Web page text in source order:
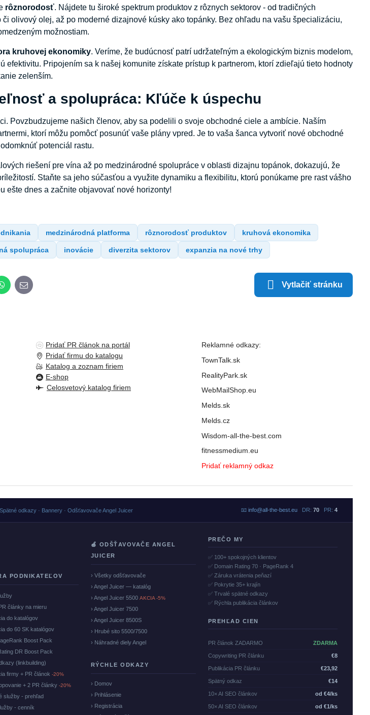
rôznorodosť. Nájdete tu široké spektrum produktov z rôznych sektorov - od tradičných
olivový olej, až po moderné dizajnové kúsky ako topánky. Bez ohľadu na vašu špecializáciu,
možnostiam.
kruhovej ekonomiky. Veríme, že budúcnosť patrí udržateľným a ekologickým biznis modelom,
efektivitu. Pripojením sa k našej komunite získate prístup k partnerom, ktorí zdieľajú tieto hodnoty
zelenším.
a spolupráca: Kľúče k úspechu
Povzbudzujeme našich členov, aby sa podelili o svoje obchodné ciele a ambície. Naším
ktorí môžu pomôcť posunúť vaše plány vpred. Je to vaša šanca vytvoriť nové obchodné
potenciál rastu.
riešení pre vína až po medzinárodné spolupráce v oblasti dizajnu topánok, dokazujú, že
Staňte sa jeho súčasťou a využite dynamiku a flexibilitu, ktorú ponúkame pre rast vášho
ešte dnes a začnite objavovať nové horizonty!
medzinárodná platforma rôznorodosť produktov kruhová ekonomika
spolupráca inovácie diverzita sektorov expanzia na nové trhy
WhatsApp
E-
mail
Vytlačiť stránku
Pridať PR článok na portál
Pridať firmu do katalogu
Katalog a zoznam firiem
E-shop
Celosvetový katalog firiem
Reklamné odkazy:
TownTalk.sk
RealityPark.sk
WebMailShop.eu
Melds.sk
Melds.cz
Wisdom-all-the-best.com
fitnessmedium.eu
Pridať reklamný odkaz
odkazy · Bannery · Odšťavovače Angel Juicer 📧 info@all-the-best.euDR: 70PR: 4
PODNIKATEĽOV
články na mieru
do katalógov
do 60 SK katalógov
Boost Pack
DR Boost Pack
(linkbuilding)
firmy + PR článok -20%
+ 2 PR články -20%
služby - prehľad
- cenník
🍏 ODŠŤAVOVAČE ANGEL
JUICER
› Všetky odšťavovače
› Angel Juicer — katalóg
› Angel Juicer 5500 AKCIA -5%
› Angel Juicer 7500
› Angel Juicer 8500S
› Hrubé sito 5500/7500
› Náhradné diely Angel
RÝCHLE ODKAZY
› Domov
› Prihlásenie
› Registrácia
PREČO MY
✅ 100+ spokojných klientov
✅ Domain Rating 70 · PageRank 4
✅ Záruka vrátenia peňazí
✅ Pokrytie 35+ krajín
✅ Trvalé spätné odkazy
✅ Rýchla publikácia článkov
PREHĽAD CIEN
PR článok ZADARMO ZDARMA
Copywriting PR článku €8
Publikácia PR článku €23,92
Spätný odkaz €14
10× AI SEO článkov od €4/ks
50× AI SEO článkov od €1/ks